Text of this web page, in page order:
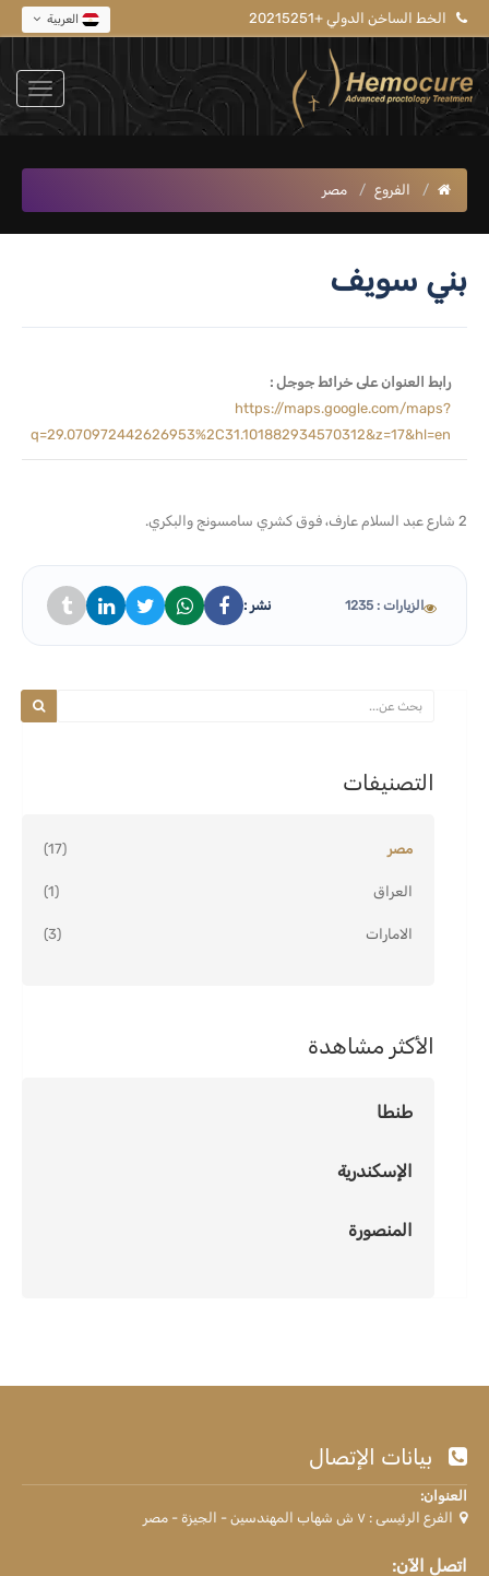
الخط الساخن الدولي +20215251
الفروع مصر
بني سويف
رابط العنوان على خرائط جوجل :
https://maps.google.com/maps?
q=29.070972442626953%2C31.101882934570312&z=17&hl=en
2 شارع عبد السلام عارف، فوق كشري سامسونج والبكري.
الزيارات : 1235 نشر :
التصنيفات
مصر (17)
العراق (1)
الامارات (3)
الأكثر مشاهدة
طنطا
الإسكندرية
المنصورة
بيانات الإتصال
العنوان:
الفرع الرئيسى : ٧ ش شهاب المهندسين - الجيزة - مصر
اتصل الآن: